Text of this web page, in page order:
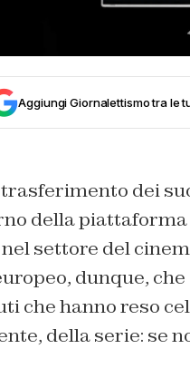
Aggiungi Giornalettismo tra le
trasferimento dei
della piattaforma
settore del
dunque,
che hanno reso
della serie: se